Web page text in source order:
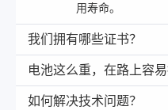
用寿命。
我们拥有哪些证书？
电池这么重，在路上容易
如何解决技术问题？